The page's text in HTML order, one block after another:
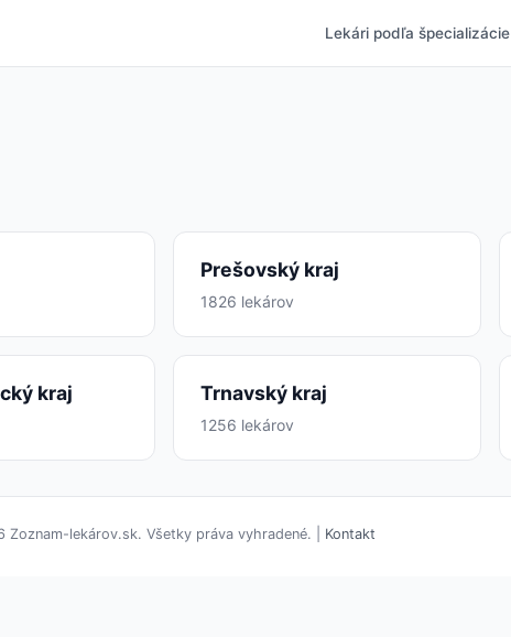
Lekári podľa špecializácie
Prešovský kraj
1826 lekárov
kraj Trnavský kraj
1256 lekárov
Zoznam-lekárov.sk. Všetky práva vyhradené. | Kontakt